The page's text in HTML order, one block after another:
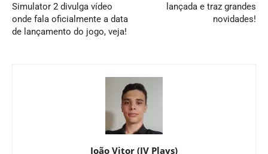
Simulator 2 divulga vídeo
onde fala oficialmente a data
de lançamento do jogo, veja!
lançada e traz grandes
novidades!
João Vitor (JV Plays)